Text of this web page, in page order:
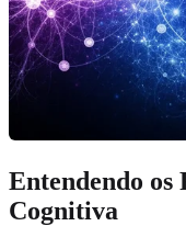
Entendendo os
Cognitiva